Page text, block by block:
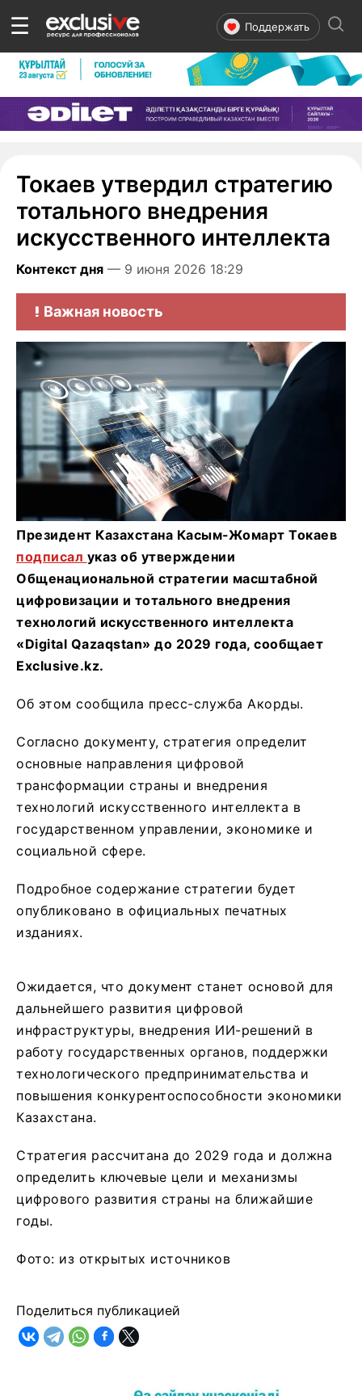
☰ Поддержать
Токаев утвердил стратегию
тотального внедрения
искусственного интеллекта
Контекст дня — 9 июня 2026 18:29
Важная новость
Президент Казахстана Касым-Жомарт Токаев
подписал указ об утверждении
Общенациональной стратегии масштабной
цифровизации и тотального внедрения
технологий искусственного интеллекта
«Digital Qazaqstan» до 2029 года, сообщает
Еxclusive.kz.
Об этом сообщила пресс-служба Акорды.
Согласно документу, стратегия определит
основные направления цифровой
трансформации страны и внедрения
технологий искусственного интеллекта в
государственном управлении, экономике и
социальной сфере.
Подробное содержание стратегии будет
опубликовано в официальных печатных
изданиях.
Ожидается, что документ станет основой для
дальнейшего развития цифровой
инфраструктуры, внедрения ИИ-решений в
работу государственных органов, поддержки
технологического предпринимательства и
повышения конкурентоспособности экономики
Казахстана.
Стратегия рассчитана до 2029 года и должна
определить ключевые цели и механизмы
цифрового развития страны на ближайшие
годы.
Фото: из открытых источников
Поделиться публикацией